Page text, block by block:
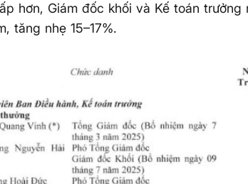
hơn, Giám đốc khối và Kế toán trưởng
tăng nhẹ 15–17%.